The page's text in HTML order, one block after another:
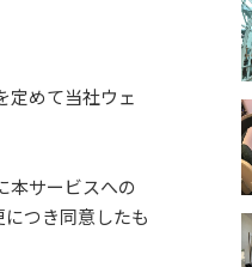
定めて当社ウェ
本サービスへの
つき同意したも